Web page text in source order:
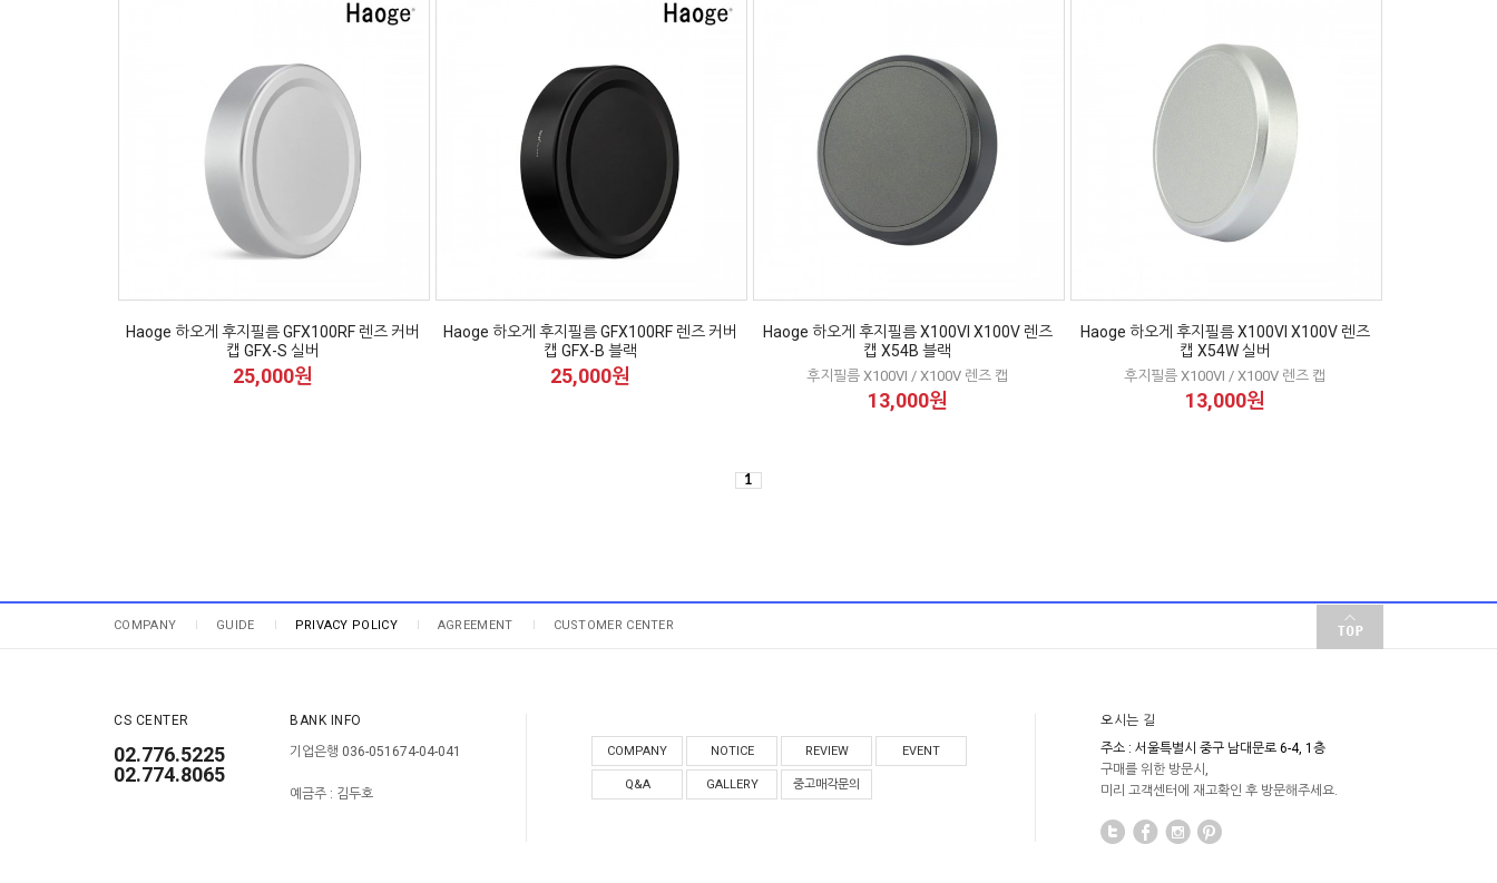
Haoge 하오게 후지필름 GFX100RF 렌즈 커버
캡 GFX-S 실버
25,000원
Haoge 하오게 후지필름 GFX100RF 렌즈 커버
캡 GFX-B 블랙
25,000원
Haoge 하오게 후지필름 X100VI X100V 렌즈
캡 X54B 블랙
후지필름 X100VI / X100V 렌즈 캡
13,000원
Haoge 하오게 후지필름 X100VI X100V 렌즈
캡 X54W 실버
후지필름 X100VI / X100V 렌즈 캡
13,000원
1
COMPANY GUIDE PRIVACY POLICY AGREEMENT CUSTOMER CENTER
CS CENTER
02.776.5225
02.774.8065
BANK INFO
기업은행 036-051674-04-041
예금주 : 김두호
COMPANY NOTICE REVIEW EVENT
Q&A GALLERY 중고매각문의
오시는 길
주소 : 서울특별시 중구 남대문로 6-4, 1층
구매를 위한 방문시,
미리 고객센터에 재고확인 후 방문해주세요.